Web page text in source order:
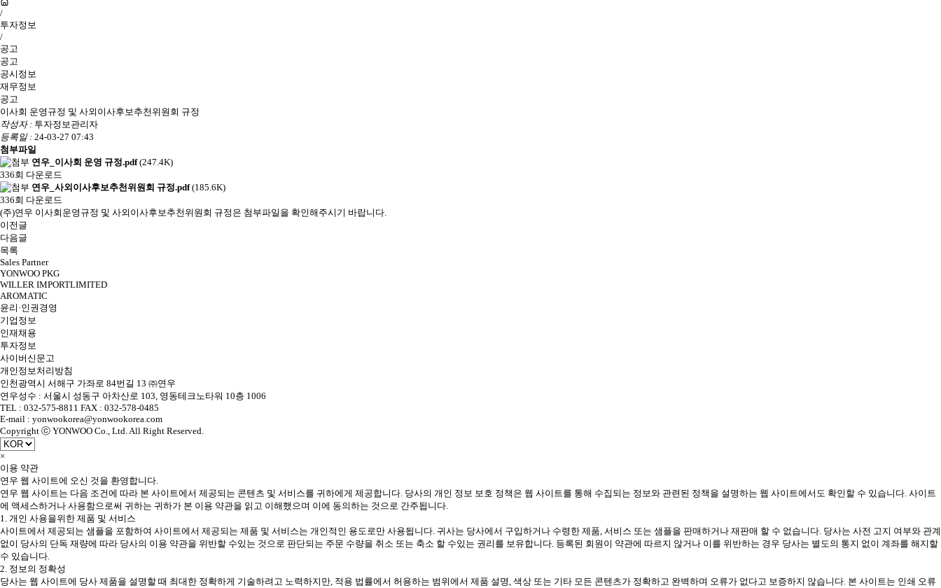
/
투자정보
/
공고
공고
공시정보
재무정보
공고
이사회 운영규정 및 사외이사후보추천위원회 규정
작성자 : 투자정보관리자
등록일 : 24-03-27 07:43
첨부파일
연우_이사회 운영 규정.pdf(247.4K)
336회 다운로드
연우_사외이사후보추천위원회 규정.pdf(185.6K)
336회 다운로드
(주)연우 이사회운영규정 및 사외이사후보추천위원회 규정은 첨부파일을 확인해주시기 바랍니다.
이전글
다음글
목록
Sales Partner
YONWOO PKG
WILLER IMPORTLIMITED
AROMATIC
윤리·인권경영
기업정보
인재채용
투자정보
사이버신문고
개인정보처리방침
인천광역시 서해구 가좌로 84번길 13 ㈜연우
연우성수 : 서울시 성동구 아차산로 103, 영동테크노타워 10층 1006
TEL : 032-575-8811 FAX : 032-578-0485
E-mail : yonwookorea@yonwookorea.com
Copyright ⓒ YONWOO Co., Ltd. All Right Reserved.
×
이용 약관
연우 웹 사이트에 오신 것을 환영합니다.
연우 웹 사이트는 다음 조건에 따라 본 사이트에서 제공되는 콘텐츠 및 서비스를 귀하에게 제공합니다. 당사의 개인 정보 보호 정책은 웹 사이트를 통해 수집되는 정보와 관련된 정책을 설명하는 웹 사이트에서도 확인할 수 있습니다. 사이트
에 액세스하거나 사용함으로써 귀하는 귀하가 본 이용 약관을 읽고 이해했으며 이에 동의하는 것으로 간주됩니다.
1. 개인 사용을위한 제품 및 서비스
사이트에서 제공되는 샘플을 포함하여 사이트에서 제공되는 제품 및 서비스는 개인적인 용도로만 사용됩니다. 귀사는 당사에서 구입하거나 수령한 제품, 서비스 또는 샘플을 판매하거나 재판매 할 수 없습니다. 당사는 사전 고지 여부와 관계
없이 당사의 단독 재량에 따라 당사의 이용 약관을 위반할 수있는 것으로 판단되는 주문 수량을 취소 또는 축소 할 수있는 권리를 보유합니다. 등록된 회원이 약관에 따르지 않거나 이를 위반하는 경우 당사는 별도의 통지 없이 계좌를 해지할
수 있습니다.
2. 정보의 정확성
당사는 웹 사이트에 당사 제품을 설명할 때 최대한 정확하게 기술하려고 노력하지만, 적용 법률에서 허용하는 범위에서 제품 설명, 색상 또는 기타 모든 콘텐츠가 정확하고 완벽하며 오류가 없다고 보증하지 않습니다. 본 사이트는 인쇄 오류